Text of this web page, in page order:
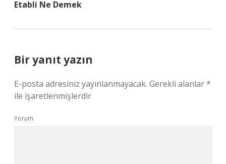
Etabli Ne Demek
Bir yanıt yazın
E-posta adresiniz yayınlanmayacak. Gerekli alanlar*
ile işaretlenmişlerdir
Yorum